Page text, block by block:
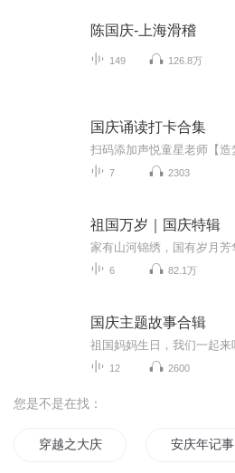
陈国庆-上海滑稽
149 126.8万
国庆诵读打卡合集
7 2303
祖国万岁｜国庆特辑
6 82.1万
国庆主题故事合辑
12 2600
您是不是在找：
穿越之大庆帝国 安庆年记事